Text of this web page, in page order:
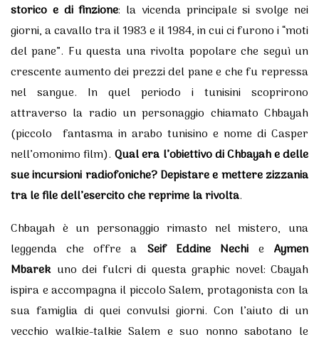
storico e di finzione: la vicenda principale si svolge nei
giorni, a cavallo tra il 1983 e il 1984, in cui ci furono i “moti
del pane”. Fu questa una rivolta popolare che seguì un
crescente aumento dei prezzi del pane e che fu repressa
nel sangue. In quel periodo i tunisini scoprirono
attraverso la radio un personaggio chiamato Chbayah
(piccolo fantasma in arabo tunisino e nome di Casper
nell’omonimo film).Qual era l’obiettivo di Chbayah e delle
sue incursioni radiofoniche? Depistare e mettere zizzania
tra le file dell’esercito che reprime la rivolta.
Chbayah è un personaggio rimasto nel mistero, una
leggenda che offre a Seif Eddine Nechie Aymen
Mbarekuno dei fulcri di questa graphic novel: Cbayah
ispira e accompagna il piccolo Salem, protagonista con la
sua famiglia di quei convulsi giorni. Con l’aiuto di un
vecchio walkie-talkie Salem e suo nonno sabotano le